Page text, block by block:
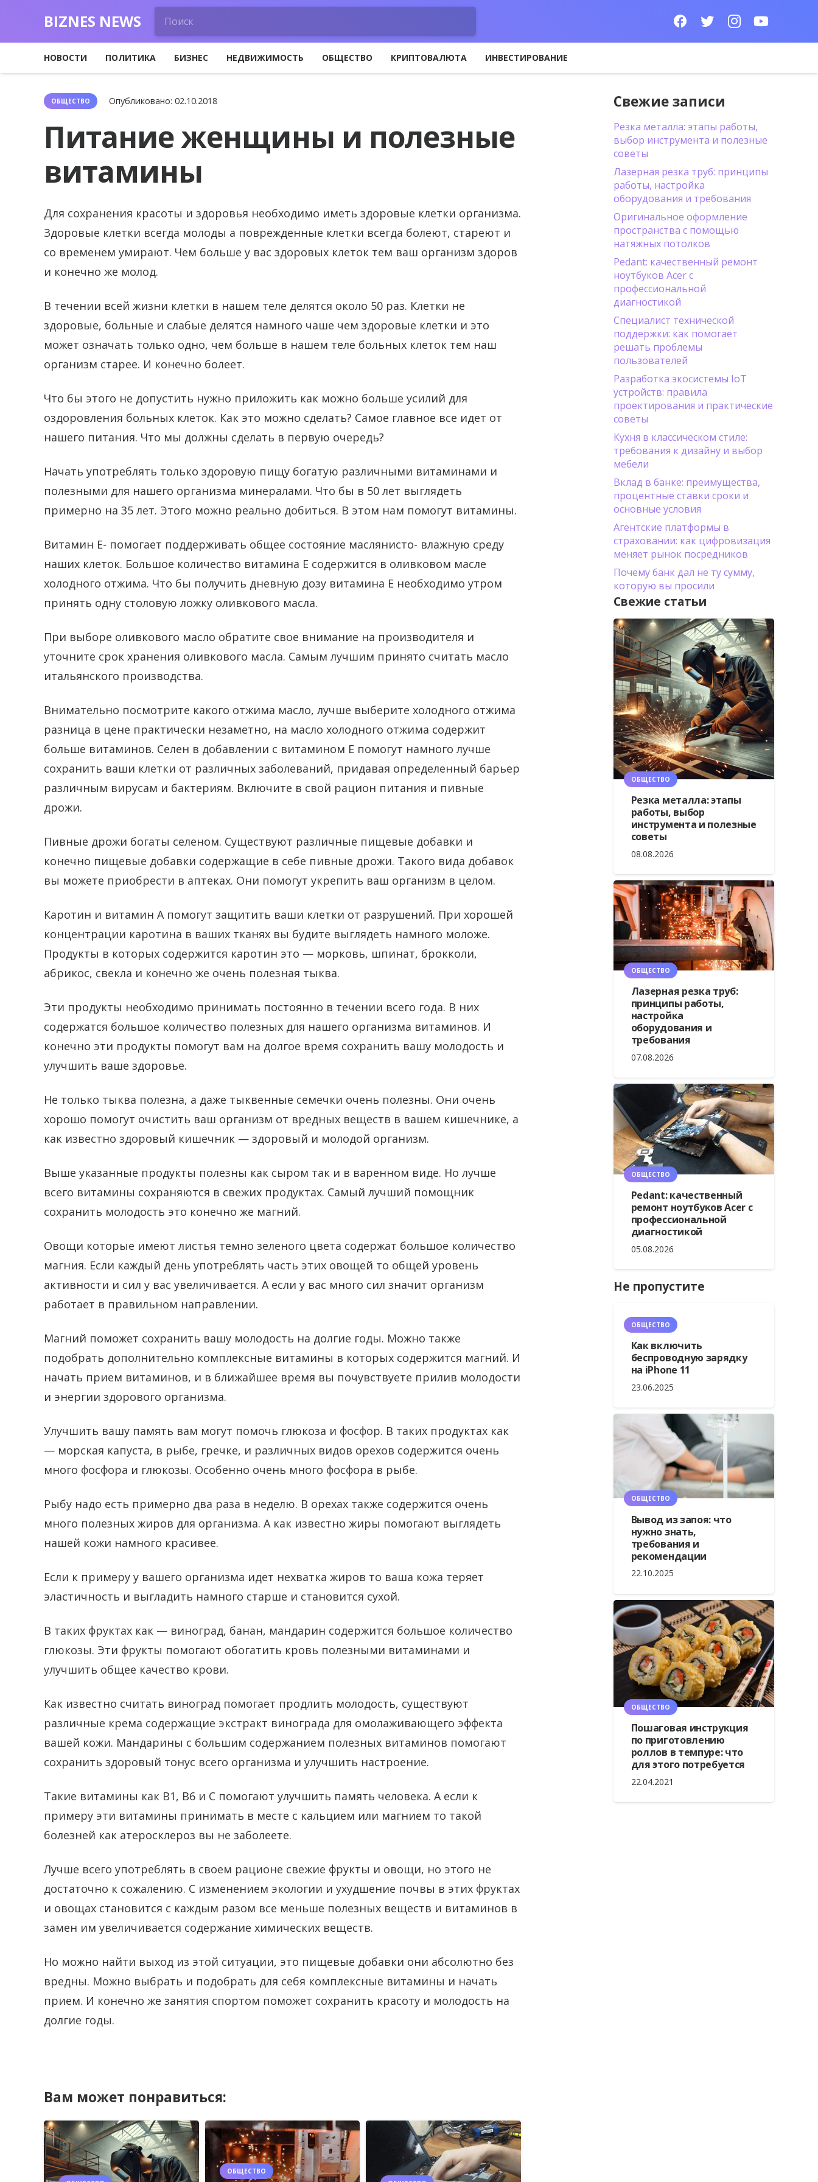
BIZNES NEWS
НОВОСТИ ПОЛИТИКА БИЗНЕС НЕДВИЖИМОСТЬ ОБЩЕСТВО КРИПТОВАЛЮТА ИНВЕСТИРОВАНИЕ
ОБЩЕСТВО Опубликовано:02.10.2018
Питание женщины и полезные
витамины
Для сохранения красоты и здоровья необходимо иметь здоровые клетки организма.
Здоровые клетки всегда молоды а поврежденные клетки всегда болеют, стареют и
со временем умирают. Чем больше у вас здоровых клеток тем ваш организм здоров
и конечно же молод.
В течении всей жизни клетки в нашем теле делятся около 50 раз. Клетки не
здоровые, больные и слабые делятся намного чаше чем здоровые клетки и это
может означать только одно, чем больше в нашем теле больных клеток тем наш
организм старее. И конечно болеет.
Что бы этого не допустить нужно приложить как можно больше усилий для
оздоровления больных клеток. Как это можно сделать? Самое главное все идет от
нашего питания. Что мы должны сделать в первую очередь?
Начать употреблять только здоровую пищу богатую различными витаминами и
полезными для нашего организма минералами. Что бы в 50 лет выглядеть
примерно на 35 лет. Этого можно реально добиться. В этом нам помогут витамины.
Витамин Е- помогает поддерживать общее состояние маслянисто- влажную среду
наших клеток. Большое количество витамина Е содержится в оливковом масле
холодного отжима. Что бы получить дневную дозу витамина Е необходимо утром
принять одну столовую ложку оливкового масла.
При выборе оливкового масло обратите свое внимание на производителя и
уточните срок хранения оливкового масла. Самым лучшим принято считать масло
итальянского производства.
Внимательно посмотрите какого отжима масло, лучше выберите холодного отжима
разница в цене практически незаметно, на масло холодного отжима содержит
больше витаминов. Селен в добавлении с витамином Е помогут намного лучше
сохранить ваши клетки от различных заболеваний, придавая определенный барьер
различным вирусам и бактериям. Включите в свой рацион питания и пивные
дрожи.
Пивные дрожи богаты селеном. Существуют различные пищевые добавки и
конечно пищевые добавки содержащие в себе пивные дрожи. Такого вида добавок
вы можете приобрести в аптеках. Они помогут укрепить ваш организм в целом.
Каротин и витамин А помогут защитить ваши клетки от разрушений. При хорошей
концентрации каротина в ваших тканях вы будите выглядеть намного моложе.
Продукты в которых содержится каротин это — морковь, шпинат, брокколи,
абрикос, свекла и конечно же очень полезная тыква.
Эти продукты необходимо принимать постоянно в течении всего года. В них
содержатся большое количество полезных для нашего организма витаминов. И
конечно эти продукты помогут вам на долгое время сохранить вашу молодость и
улучшить ваше здоровье.
Не только тыква полезна, а даже тыквенные семечки очень полезны. Они очень
хорошо помогут очистить ваш организм от вредных веществ в вашем кишечнике, а
как известно здоровый кишечник — здоровый и молодой организм.
Выше указанные продукты полезны как сыром так и в варенном виде. Но лучше
всего витамины сохраняются в свежих продуктах. Самый лучший помощник
сохранить молодость это конечно же магний.
Овощи которые имеют листья темно зеленого цвета содержат большое количество
магния. Если каждый день употреблять часть этих овощей то общей уровень
активности и сил у вас увеличивается. А если у вас много сил значит организм
работает в правильном направлении.
Магний поможет сохранить вашу молодость на долгие годы. Можно также
подобрать дополнительно комплексные витамины в которых содержится магний. И
начать прием витаминов, и в ближайшее время вы почувствуете прилив молодости
и энергии здорового организма.
Улучшить вашу память вам могут помочь глюкоза и фосфор. В таких продуктах как
— морская капуста, в рыбе, гречке, и различных видов орехов содержится очень
много фосфора и глюкозы. Особенно очень много фосфора в рыбе.
Рыбу надо есть примерно два раза в неделю. В орехах также содержится очень
много полезных жиров для организма. А как известно жиры помогают выглядеть
нашей кожи намного красивее.
Если к примеру у вашего организма идет нехватка жиров то ваша кожа теряет
эластичность и выгладить намного старше и становится сухой.
В таких фруктах как — виноград, банан, мандарин содержится большое количество
глюкозы. Эти фрукты помогают обогатить кровь полезными витаминами и
улучшить общее качество крови.
Как известно считать виноград помогает продлить молодость, существуют
различные крема содержащие экстракт винограда для омолаживающего эффекта
вашей кожи. Мандарины с большим содержанием полезных витаминов помогают
сохранить здоровый тонус всего организма и улучшить настроение.
Такие витамины как В1, В6 и С помогают улучшить память человека. А если к
примеру эти витамины принимать в месте с кальцием или магнием то такой
болезней как атеросклероз вы не заболеете.
Лучше всего употреблять в своем рационе свежие фрукты и овощи, но этого не
достаточно к сожалению. С изменением экологии и ухудшение почвы в этих фруктах
и овощах становится с каждым разом все меньше полезных веществ и витаминов в
замен им увеличивается содержание химических веществ.
Но можно найти выход из этой ситуации, это пищевые добавки они абсолютно без
вредны. Можно выбрать и подобрать для себя комплексные витамины и начать
прием. И конечно же занятия спортом поможет сохранить красоту и молодость на
долгие годы.
Вам может понравиться:
ОБЩЕСТВО
Свежие записи
Резка металла: этапы работы,
выбор инструмента и полезные
советы
Лазерная резка труб: принципы
работы, настройка
оборудования и требования
Оригинальное оформление
пространства с помощью
натяжных потолков
Pedant: качественный ремонт
ноутбуков Acer с
профессиональной
диагностикой
Специалист технической
поддержки: как помогает
решать проблемы
пользователей
Разработка экосистемы IoT
устройств: правила
проектирования и практические
советы
Кухня в классическом стиле:
требования к дизайну и выбор
мебели
Вклад в банке: преимущества,
процентные ставки сроки и
основные условия
Агентские платформы в
страховании: как цифровизация
меняет рынок посредников
Почему банк дал не ту сумму,
которую вы просили
Свежие статьи
ОБЩЕСТВО
Резка металла: этапы
работы, выбор
инструмента и полезные
советы
08.08.2026
ОБЩЕСТВО
Лазерная резка труб:
принципы работы,
настройка
оборудования и
требования
07.08.2026
ОБЩЕСТВО
Pedant: качественный
ремонт ноутбуков Acer с
профессиональной
диагностикой
05.08.2026
Не пропустите
ОБЩЕСТВО
Как включить
беспроводную зарядку
на iPhone 11
23.06.2025
ОБЩЕСТВО
Вывод из запоя: что
нужно знать,
требования и
рекомендации
22.10.2025
ОБЩЕСТВО
Пошаговая инструкция
по приготовлению
роллов в темпуре: что
для этого потребуется
22.04.2021